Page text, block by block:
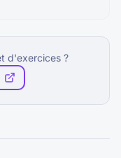
d'exercices ?